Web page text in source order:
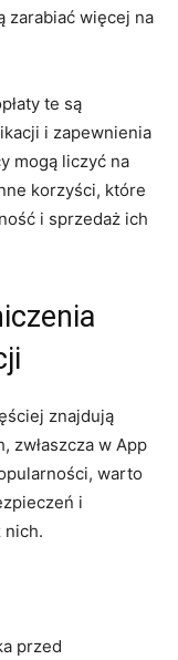
zarabiać więcej na
te są
i zapewnienia
‍mogą liczyć na
​korzyści, które
i sprzedaż ich
znajdują
zwłaszcza w App
warto
i
nich.
przed